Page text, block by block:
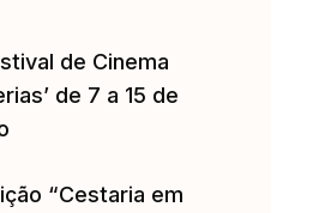
de Cinema
de 7 a 15 de
“Cestaria em